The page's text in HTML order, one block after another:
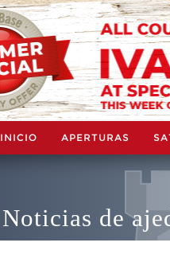
INICIO APERTURAS
Noticias de